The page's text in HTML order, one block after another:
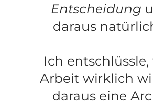
Entscheidung
daraus
Ich
Arbeit wirklich
daraus eine